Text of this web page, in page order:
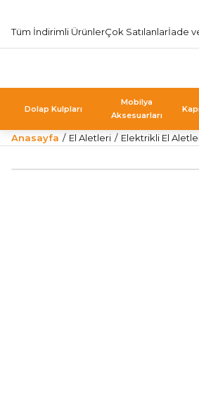
Tüm İndirimli ÜrünlerÇok Satılanlarİade
Dolap Kulpları
Mobilya
Aksesuarları
Anasayfa El Aletleri Elektrikli El